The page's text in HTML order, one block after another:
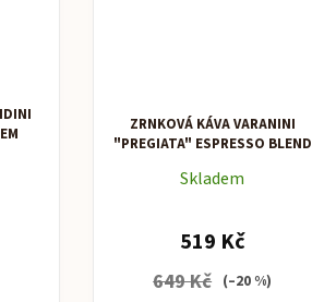
ZRNKOVÁ KÁVA VARANINI
"PREGIATA" ESPRESSO BLEND
Skladem
519 Kč
649 Kč (–20 %)